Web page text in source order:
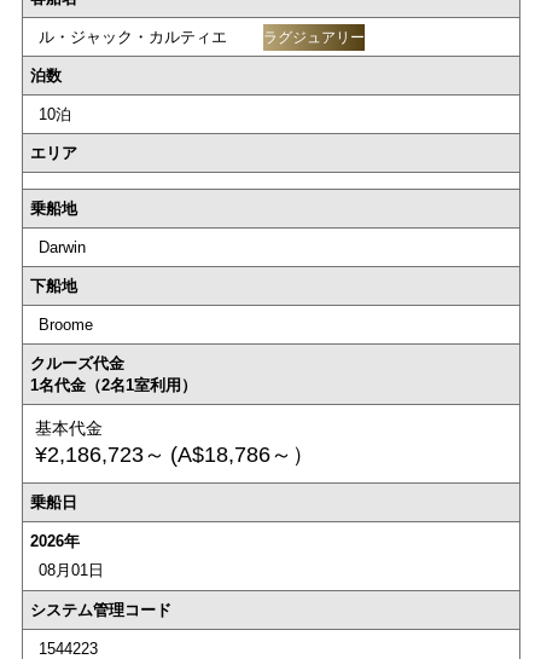
ル・ジャック・カルティエ ラグジュアリー
泊数
10泊
エリア
乗船地
Darwin
下船地
Broome
クルーズ代金
1名代金（2名1室利用）
基本代金
¥2,186,723～ (A$18,786～）
乗船日
2026年
08月01日
システム管理コード
1544223